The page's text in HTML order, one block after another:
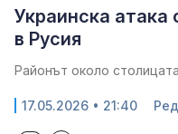
Украинска атака
в Русия
Районът около
17.05.2026 • 21:40